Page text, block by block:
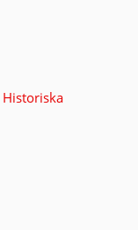
Historiska